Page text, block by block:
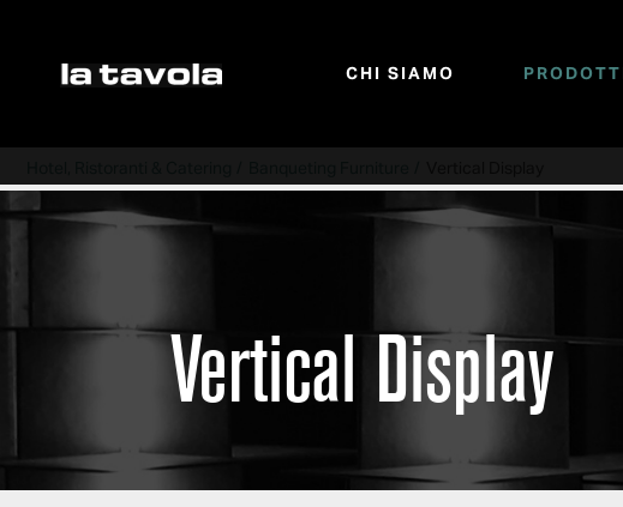
CHI SIAMO PRODOTTI
Vertical Display